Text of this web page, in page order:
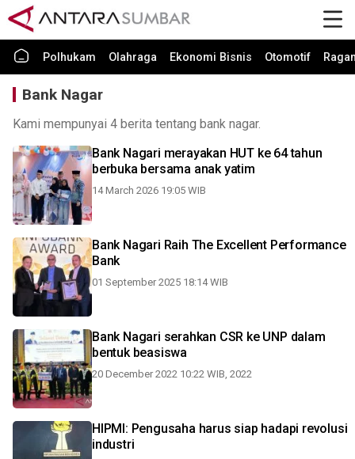
Polhukam Olahraga Ekonomi Bisnis Otomotif
Bank Nagar
Kami mempunyai 4 berita tentang bank nagar.
Bank Nagari merayakan HUT ke 64 tahun
berbuka bersama anak yatim
14 March 2026 19:05 WIB
Bank Nagari Raih The Excellent Performance
Bank
01 September 2025 18:14 WIB
Bank Nagari serahkan CSR ke UNP dalam
bentuk beasiswa
20 December 2022 10:22 WIB, 2022
HIPMI: Pengusaha harus siap hadapi revolusi
industri